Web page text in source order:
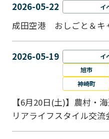
2026-05-22 イ
成田空港 おしごと＆キ
2026-05-19 イ
旭市
神崎町
【6月20日(土)】農村・
リアライフスタイル交流